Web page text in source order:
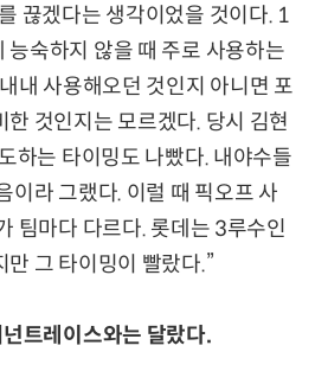
끊겠다는 생각이었을 것이다. 1
능숙하지 않을 때 주로 사용하는
내 사용해오던 것인지 아니면 포
것인지는 모르겠다. 당시 김현
하는 타이밍도 나빴다. 내야수들
이라 그랬다. 이럴 때 픽오프 사
팀마다 다르다. 롯데는 3루수인
그 타이밍이 빨랐다.”
트레이스와는 달랐다.